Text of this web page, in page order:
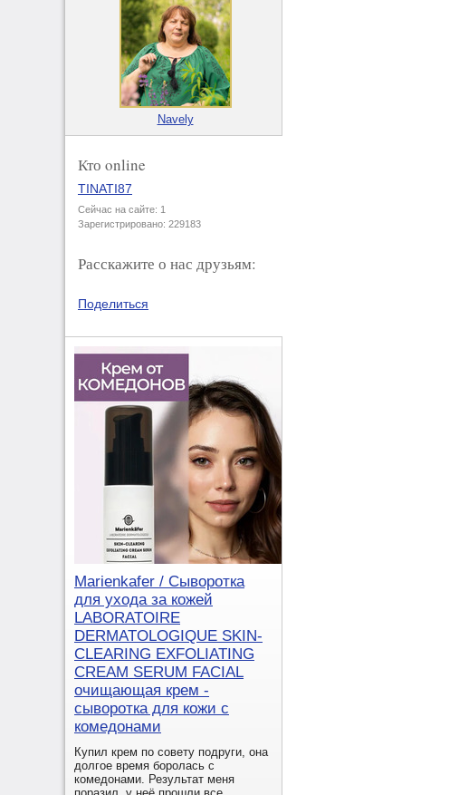
Navely
Кто online
TINATI87
Сейчас на сайте: 1
Зарегистрировано: 229183
Расскажите о нас друзьям:
Поделиться
Marienkafer / Сыворотка
для ухода за кожей
LABORATOIRE
DERMATOLOGIQUE SKIN-
CLEARING EXFOLIATING
CREAM SERUM FACIAL
очищающая крем -
сыворотка для кожи с
комедонами
Купил крем по совету подруги, она
долгое время боролась с
комедонами. Результат меня